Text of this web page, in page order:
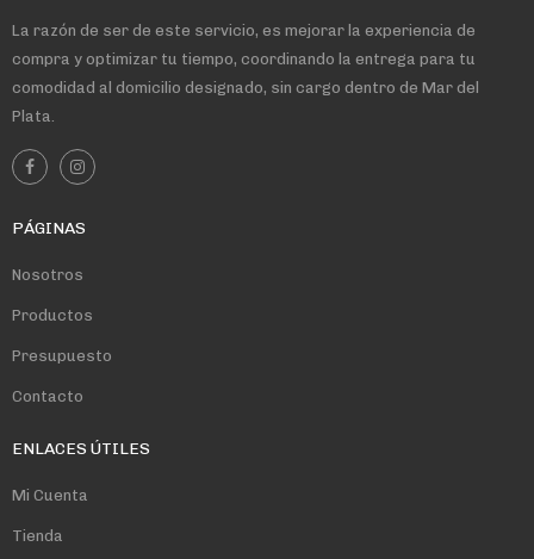
La razón de ser de este servicio, es mejorar la experiencia de
compra y optimizar tu tiempo, coordinando la entrega para tu
comodidad al domicilio designado, sin cargo dentro de Mar del
Plata.
PÁGINAS
Nosotros
Productos
Presupuesto
Contacto
ENLACES ÚTILES
Mi Cuenta
Tienda